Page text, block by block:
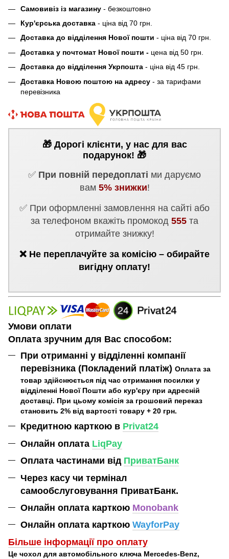
Самовивіз із магазину - безкоштовно
Кур'єрська доставка - ціна від 70 грн.
Доставка до відділення Нової пошти - ціна від 70 грн.
Доставка у почтомат Нової пошти - цена від 50 грн.
Доставка до відділення Укрпошта - ціна від 45 грн.
Доставка Новою поштою на адресу - за тарифами
перевізника
🎁 Дорогі клієнти, у нас для вас
подарунок! 🎁
✅ При повній передоплаті ми даруємо
вам 5% знижки!
✅ При оформленні замовлення на сайті або
за телефоном вкажіть промокод 555 та
отримайте знижку!
❌ Не переплачуйте за комісію – обирайте
вигідну оплату!
Умови оплати
Оплата зручним для Вас способом:
При отриманні у відділенні компанії
перевізника (Покладений платіж) Оплата за
товар здійснюється під час отримання посилки у
відділенні Нової Пошти або кур'єру при адресній
доставці. При цьому комісія за грошовий переказ
становить 2% від вартості товару + 20 грн.
Кредитною карткою в Privat24
Онлайн оплата LiqPay
Оплата частинами від ПриватБанк
Через касу чи термінал
самообслуговування ПриватБанк.
Онлайн оплата карткою Monobank
Онлайн оплата карткою WayforPay
Більше інформації про оплату
Це чохол для автомобільного ключа Mercedes-Benz,